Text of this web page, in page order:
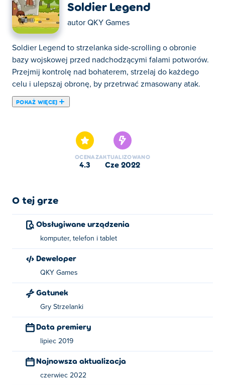
Soldier Legend
autor QKY Games
Soldier Legend to strzelanka side-scrolling o obronie
bazy wojskowej przed nadchodzącymi falami potworów.
Przejmij kontrolę nad bohaterem, strzelaj do każdego
celu i ulepszaj obronę, by przetrwać zmasowany atak.
POKAŻ WIĘCEJ
OCENA
4.3
ZAKTUALIZOWANO
cze 2022
O tej grze
Obsługiwane urządzenia
komputer, telefon i tablet
Deweloper
QKY Games
Gatunek
Gry Strzelanki
Data premiery
lipiec 2019
Najnowsza aktualizacja
czerwiec 2022